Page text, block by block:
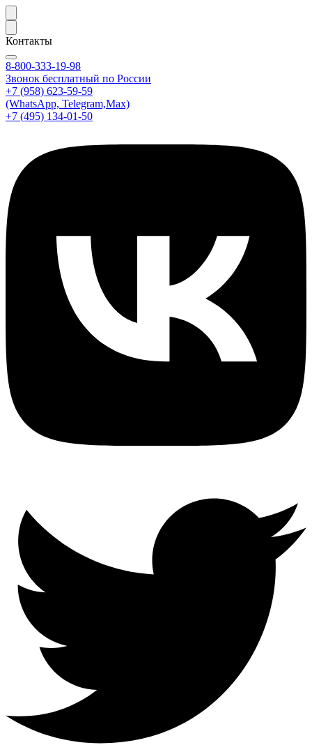
Контакты
8-800-333-19-98
Звонок бесплатный по России
+7 (958) 623-59-59
(WhatsApp, Telegram,Max)
+7 (495) 134-01-50